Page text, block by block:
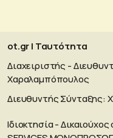
ot.gr | Ταυτότητα
Διαχειριστής -
Χαραλαμπόπουλος
Διευθυντής Σύνταξης:
Ιδιοκτησία -